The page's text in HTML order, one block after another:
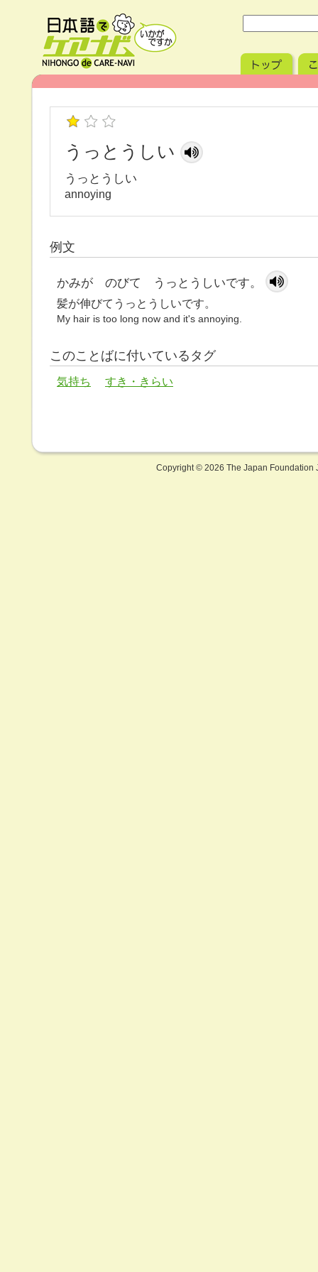
うっとうしい
うっとうしい
annoying
例文
かみが のびて うっとうしいです。
髪が伸びてうっとうしいです。
My hair is too long now and it's annoying.
このことばに付いているタグ
気持ち すき・きらい
Copyright © 2026 The Japan Foundation